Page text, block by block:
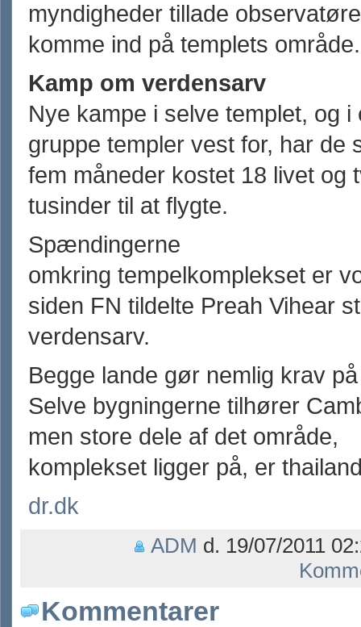
myndigheder tillade
komme ind på templets område.
Kamp om verdensarv
Nye kampe i selve templet, og i
gruppe templer vest for, har de
fem måneder kostet 18 livet og
tusinder til at flygte.
Spændingerne
omkring tempelkomplekset er
siden FN tildelte Preah Vihear
verdensarv.
Begge lande gør nemlig krav
Selve bygningerne tilhører
men store dele af det område,
komplekset ligger på, er
dr.dk
ADM d. 19/07/2011
Kommentarer